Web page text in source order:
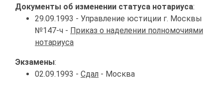
Документы об изменении статуса нотариуса:
29.09.1993 - Управление юстиции г. Москвы
№147-ч - Приказ о наделении полномочиями
нотариуса
Экзамены:
02.09.1993 - Сдал - Москва